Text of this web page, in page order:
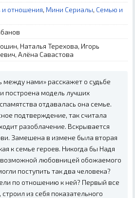
отношения, Мини Сериалы, Семью и
Наталья Терехова, Игорь
Алёна Савастова
между нами» расскажет о судьбе
построена модель лучших
отдавалась она семье.
подтверждение, так считала
разоблачение. Вскрывается
Замешена в измене была вторая
к семье героев. Никогда бы Надя
возможной любовницей обожаемого
поступить так два человека?
по отношению к ней? Первый все
из себя показательного